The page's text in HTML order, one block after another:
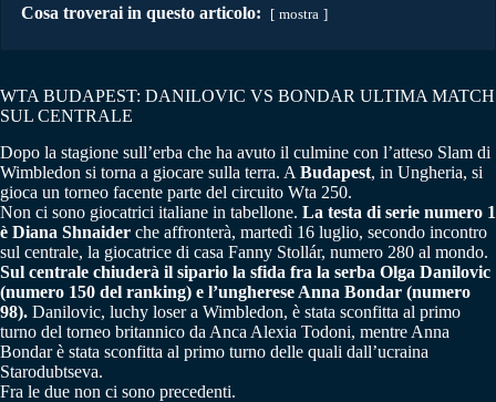
Cosa troverai in questo articolo: mostra
WTA BUDAPEST: DANILOVIC VS BONDAR ULTIMA MATCH
SUL CENTRALE
Dopo la stagione sull’erba che ha avuto il culmine con l’atteso Slam di
Wimbledon si torna a giocare sulla terra. A Budapest, in Ungheria, si
gioca un torneo facente parte del circuito Wta 250.
Non ci sono giocatrici italiane in tabellone. La testa di serie numero 1
è Diana Shnaider che affronterà, martedì 16 luglio, secondo incontro
sul centrale, la giocatrice di casa Fanny Stollár, numero 280 al mondo.
Sul centrale chiuderà il sipario la sfida fra la serba Olga Danilovic
(numero 150 del ranking) e l’ungherese Anna Bondar (numero
98). Danilovic, luchy loser a Wimbledon, è stata sconfitta al primo
turno del torneo britannico da Anca Alexia Todoni, mentre Anna
Bondar è stata sconfitta al primo turno delle quali dall’ucraina
Starodubtseva.
Fra le due non ci sono precedenti.